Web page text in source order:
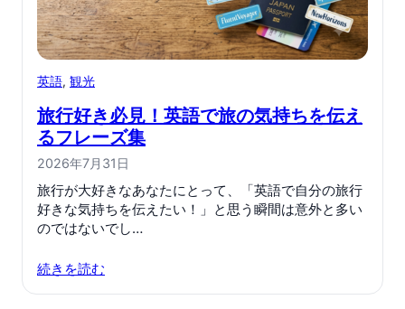
英語, 観光
旅行好き必見！英語で旅の気持ちを伝え
るフレーズ集
2026年7月31日
旅行が大好きなあなたにとって、「英語で自分の旅行
好きな気持ちを伝えたい！」と思う瞬間は意外と多い
のではないでし…
続きを読む